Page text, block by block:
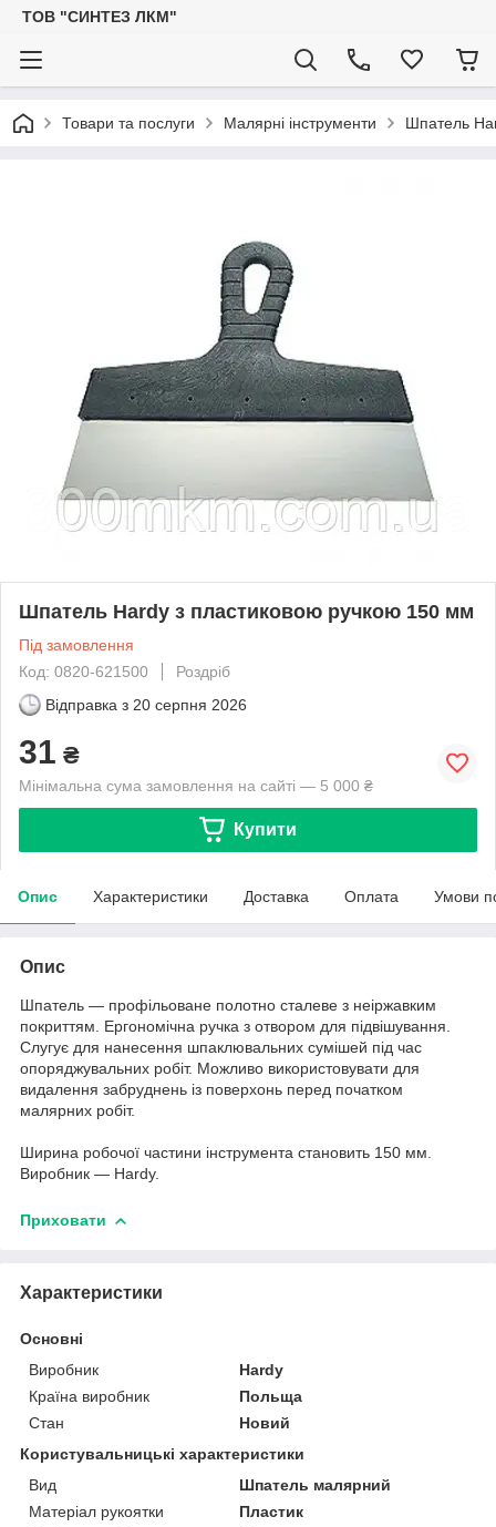
ТОВ "СИНТЕЗ ЛКМ"
Товари та послуги Малярні інструменти Шпатель
Шпатель Hardy з пластиковою ручкою 150 мм
Під замовлення
Код: 0820-621500
Роздріб
Відправка з 20 серпня 2026
31 ₴
Мінімальна сума замовлення на сайті — 5 000 ₴
Купити
Опис Характеристики Доставка Оплата Умови
Опис
Шпатель — профільоване полотно сталеве з неіржавким
покриттям. Ергономічна ручка з отвором для підвішування.
Слугує для нанесення шпаклювальних сумішей під час
опоряджувальних робіт. Можливо використовувати для
видалення забруднень із поверхонь перед початком
малярних робіт.
Ширина робочої частини інструмента становить 150 мм.
Виробник — Hardy.
Приховати
Характеристики
Основні
Виробник
Hardy
Країна виробник
Польща
Стан
Новий
Користувальницькі характеристики
Вид
Шпатель малярний
Матеріал рукоятки
Пластик